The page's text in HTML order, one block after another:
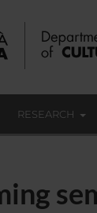
RESEARCH